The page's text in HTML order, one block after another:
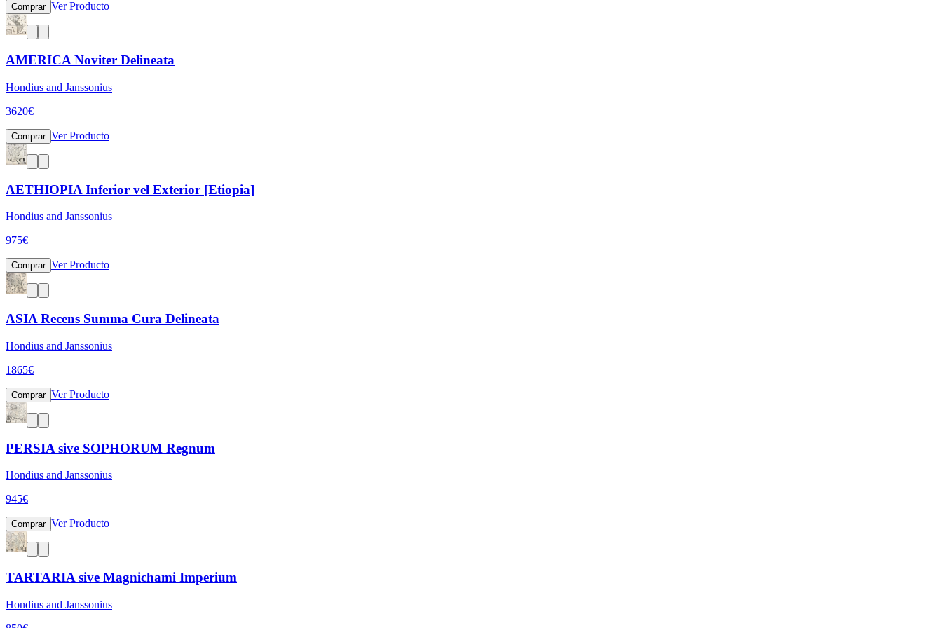
Comprar Ver Producto
AMERICA Noviter Delineata
Hondius and Janssonius
3620€
Comprar Ver Producto
AETHIOPIA Inferior vel Exterior [Etiopia]
Hondius and Janssonius
975€
Comprar Ver Producto
ASIA Recens Summa Cura Delineata
Hondius and Janssonius
1865€
Comprar Ver Producto
PERSIA sive SOPHORUM Regnum
Hondius and Janssonius
945€
Comprar Ver Producto
TARTARIA sive Magnichami Imperium
Hondius and Janssonius